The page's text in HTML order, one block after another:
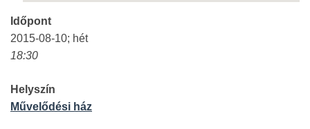
Időpont
2015-08-10; hét
18:30
Helyszín
Művelődési ház